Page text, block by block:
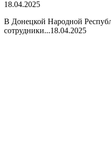
18.04.2025
В Донецкой Народной
сотрудники...18.04.2025